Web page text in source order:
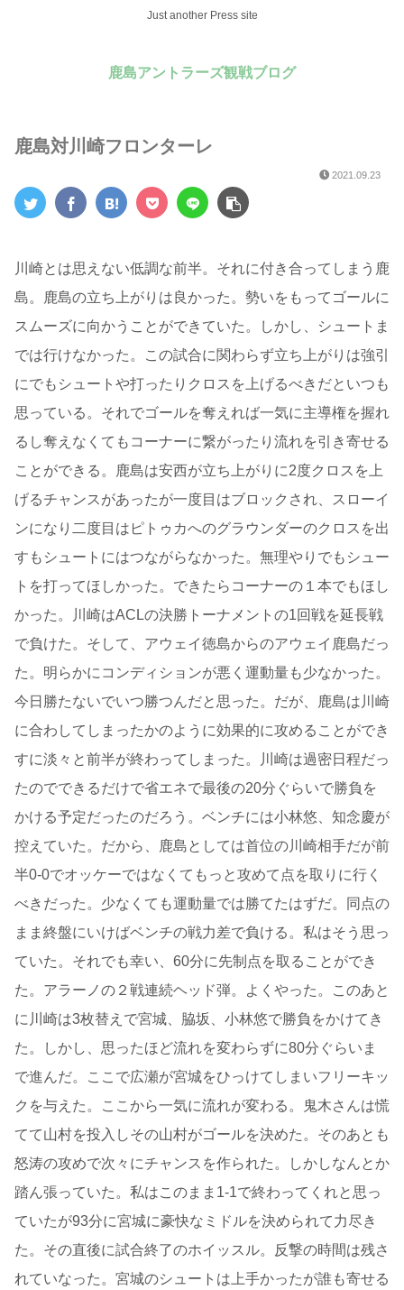
Just another Press site
鹿島アントラーズ観戦ブログ
鹿島対川崎フロンターレ
2021.09.23
川崎とは思えない低調な前半。それに付き合ってしまう鹿
島。鹿島の立ち上がりは良かった。勢いをもってゴールに
スムーズに向かうことができていた。しかし、シュートま
では行けなかった。この試合に関わらず立ち上がりは強引
にでもシュートや打ったりクロスを上げるべきだといつも
思っている。それでゴールを奪えれば一気に主導権を握れ
るし奪えなくてもコーナーに繋がったり流れを引き寄せる
ことができる。鹿島は安西が立ち上がりに2度クロスを上
げるチャンスがあったが一度目はブロックされ、スローイ
ンになり二度目はピトゥカへのグラウンダーのクロスを出
すもシュートにはつながらなかった。無理やりでもシュー
トを打ってほしかった。できたらコーナーの１本でもほし
かった。川崎はACLの決勝トーナメントの1回戦を延長戦
で負けた。そして、アウェイ徳島からのアウェイ鹿島だっ
た。明らかにコンディションが悪く運動量も少なかった。
今日勝たないでいつ勝つんだと思った。だが、鹿島は川崎
に合わしてしまったかのように効果的に攻めることができ
すに淡々と前半が終わってしまった。川崎は過密日程だっ
たのでできるだけで省エネで最後の20分ぐらいで勝負を
かける予定だったのだろう。ベンチには小林悠、知念慶が
控えていた。だから、鹿島としては首位の川崎相手だが前
半0-0でオッケーではなくてもっと攻めて点を取りに行く
べきだった。少なくても運動量では勝てたはずだ。同点の
まま終盤にいけばベンチの戦力差で負ける。私はそう思っ
ていた。それでも幸い、60分に先制点を取ることができ
た。アラーノの２戦連続ヘッド弾。よくやった。このあと
に川崎は3枚替えで宮城、脇坂、小林悠で勝負をかけてき
た。しかし、思ったほど流れを変わらずに80分ぐらいま
で進んだ。ここで広瀬が宮城をひっけてしまいフリーキッ
クを与えた。ここから一気に流れが変わる。鬼木さんは慌
てて山村を投入しその山村がゴールを決めた。そのあとも
怒涛の攻めで次々にチャンスを作られた。しかしなんとか
踏ん張っていた。私はこのまま1-1で終わってくれと思っ
ていたが93分に宮城に豪快なミドルを決められて力尽き
た。その直後に試合終了のホイッスル。反撃の時間は残さ
れていなった。宮城のシュートは上手かったが誰も寄せる